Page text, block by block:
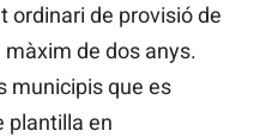
ordinari de provisió de
de dos anys.
municipis que es
plantilla en